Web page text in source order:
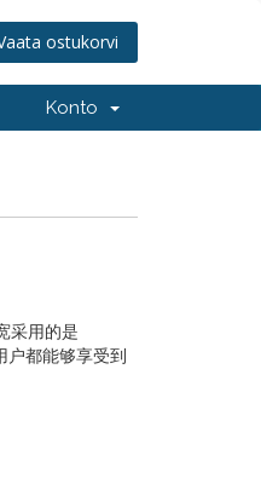
ostukorvi
Konto
采用的是
户都能够享受到